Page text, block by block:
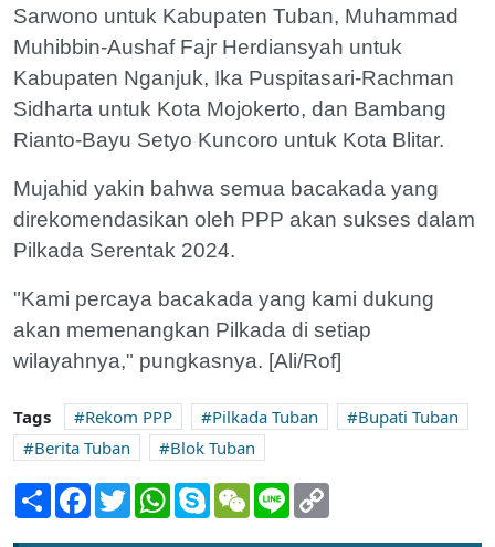
Sarwono untuk Kabupaten Tuban, Muhammad
Muhibbin-Aushaf Fajr Herdiansyah untuk
Kabupaten Nganjuk, Ika Puspitasari-Rachman
Sidharta untuk Kota Mojokerto, dan Bambang
Rianto-Bayu Setyo Kuncoro untuk Kota Blitar.
Mujahid yakin bahwa semua bacakada yang
direkomendasikan oleh PPP akan sukses dalam
Pilkada Serentak 2024.
"Kami percaya bacakada yang kami dukung
akan memenangkan Pilkada di setiap
wilayahnya," pungkasnya. [Ali/Rof]
Tags Rekom PPP Pilkada Tuban
Bupati Tuban
Berita Tuban
Blok Tuban
Share Facebook
TwitterWhatsApp
SkypeWeChatLine